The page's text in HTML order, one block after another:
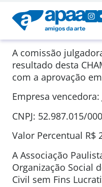
A comissão
resultado desta
com a aprovação em
Empresa
CNPJ: 52.987.015/
Valor Percentual R$
A Associação
Organização Social
Civil sem Fins